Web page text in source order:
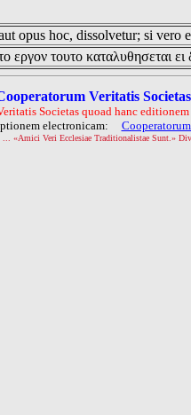
opus hoc, dissolvetur; si vero
τουτο καταλυθησεται
Veritatis Societas
Societas quoad hanc editionem
electronicam:
«Amici Veri Ecclesiae Traditionalistae Sunt.»